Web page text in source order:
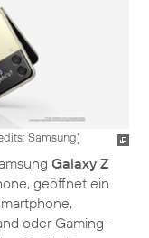
Samsung)
Galaxy Z
geöffnet ein
oder Gaming-